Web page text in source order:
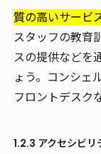
質の高いサービ
スタッフの教育
スの提供などを
ょう。コンシェ
フロントデスク
1.2.3 アクセシビリ